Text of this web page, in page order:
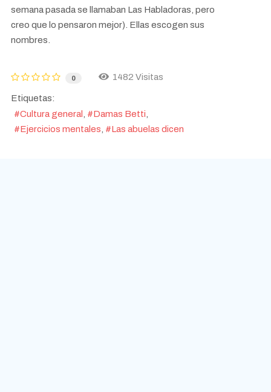
semana pasada se llamaban Las Habladoras, pero
creo que lo pensaron mejor). Ellas escogen sus
nombres.
0 1482 Visitas
Etiquetas:
Cultura general
Damas Betti
Ejercicios mentales
Las abuelas dicen